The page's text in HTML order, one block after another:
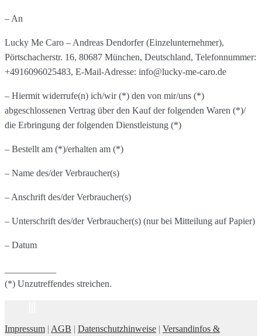
– An
Lucky Me Caro – Andreas Dendorfer (Einzelunternehmer),
Pörtschacherstr. 16, 80687 München, Deutschland, Telefonnummer:
+4916096025483, E-Mail-Adresse: info@lucky-me-caro.de
– Hiermit widerrufe(n) ich/wir (*) den von mir/uns (*)
abgeschlossenen Vertrag über den Kauf der folgenden Waren (*)/
die Erbringung der folgenden Dienstleistung (*)
– Bestellt am (*)/erhalten am (*)
– Name des/der Verbraucher(s)
– Anschrift des/der Verbraucher(s)
– Unterschrift des/der Verbraucher(s) (nur bei Mitteilung auf Papier)
– Datum
(*) Unzutreffendes streichen.
Impressum | AGB | Datenschutzhinweise | Versandinfos &